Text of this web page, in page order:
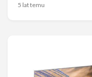
5 lat temu